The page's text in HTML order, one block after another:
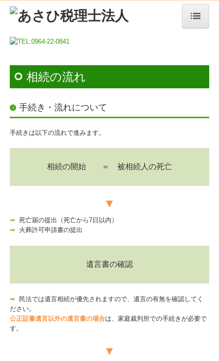
TOP
リンク集
お問合せ
相続の流れ
諸手続き
経営革新等支援機関とは
経営改善オンデマンド講座
相続の流れ
手続き・流れについて
手続きは以下の流れで進みます。
相続の開始 ＝ 被相続人の死亡
▼
➡ 死亡届の提出（死亡から7日以内）
➡ 火葬許可申請書の提出
遺言書の確認
➡ 民法では遺言相続が優先されますので、遺言の有無を確認してく
ださい。
公正証書遺言以外の遺言書の場合は、家庭裁判所での手続きが必要で
す。
▼